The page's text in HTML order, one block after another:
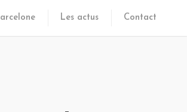
Les actus Contact